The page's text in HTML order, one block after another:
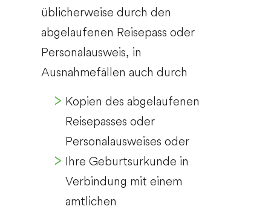
üblicherweise durch den
abgelaufenen Reisepass oder
Personalausweis, in
Ausnahmefällen auch durch
Kopien des abgelaufenen
Reisepasses oder
Personalausweises oder
Ihre Geburtsurkunde in
Verbindung mit einem
amtlichen